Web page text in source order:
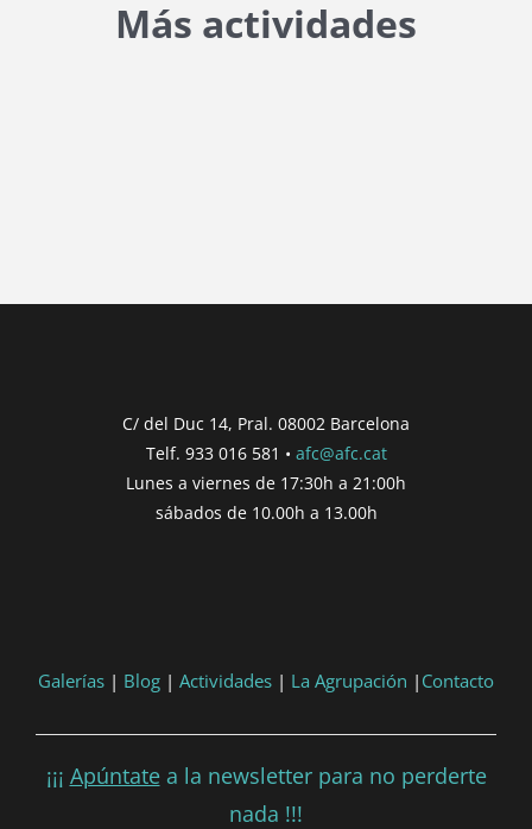
Más actividades
'DD/MM/YYYY') }}
Finalització de participació |{{
formatDate(post.end, 'YYYY-MM-DD',
'DD/MM/YYYY') }}
C/ del Duc 14, Pral. 08002 Barcelona
Telf. 933 016 581 • afc@afc.cat
Lunes a viernes de 17:30h a 21:00h
sábados de 10.00h a 13.00h
Galerías | Blog | Actividades | La Agrupación | Contacto
¡¡¡ Apúntatea la newsletter para no perderte
nada !!!